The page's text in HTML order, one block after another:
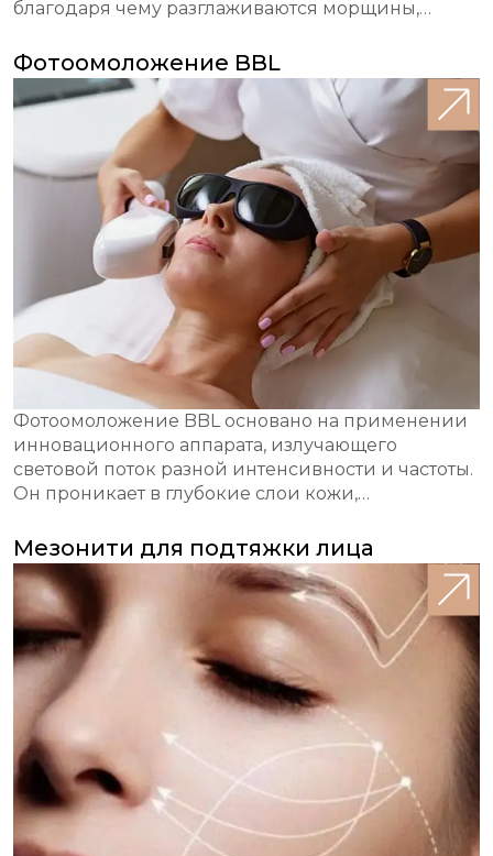
благодаря чему разглаживаются морщины,
Фотоомоложение BBL
Фотоомоложение BBL основано на применении
инновационного аппарата, излучающего
световой поток разной интенсивности и частоты.
Он проникает в глубокие слои кожи,
клетки и стимулируя выработку собственного
коллагена.
Мезонити для подтяжки лица